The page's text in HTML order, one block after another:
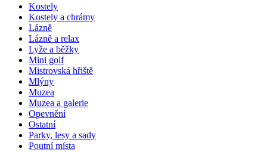
Kostely
Kostely a chrámy
Lázně
Lázně a relax
Lyže a běžky
Mini golf
Mistrovská hřiště
Mlýny
Muzea
Muzea a galerie
Opevnění
Ostatní
Parky, lesy a sady
Poutní místa